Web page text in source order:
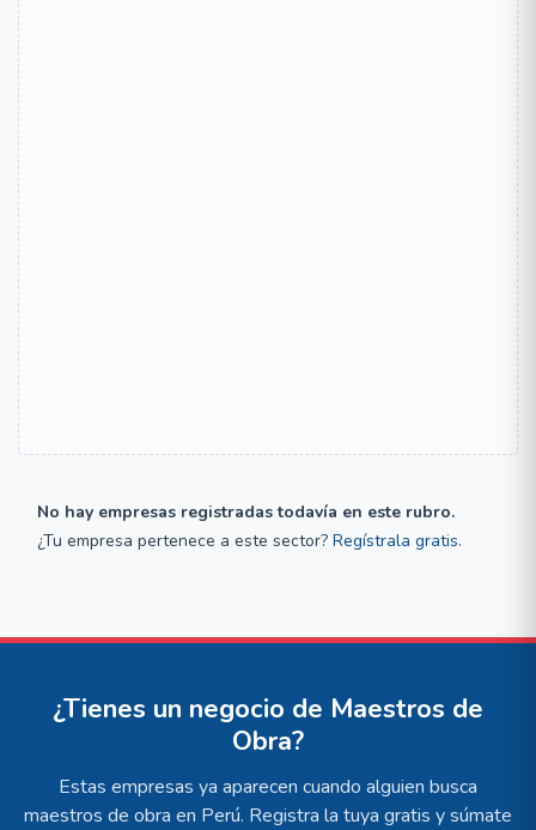
No hay empresas registradas todavía en este rubro.
¿Tu empresa pertenece a este sector? Regístrala gratis.
¿Tienes un negocio de Maestros de
Obra?
Estas empresas ya aparecen cuando alguien busca
maestros de obra en Perú. Registra la tuya gratis y súmate